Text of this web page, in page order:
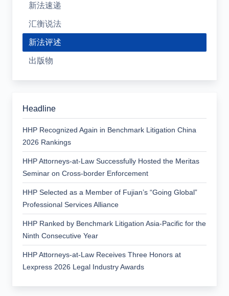
新法速递
汇衡说法
新法评述
出版物
Headline
HHP Recognized Again in Benchmark Litigation China
2026 Rankings
HHP Attorneys-at-Law Successfully Hosted the Meritas
Seminar on Cross-border Enforcement
HHP Selected as a Member of Fujian’s “Going Global”
Professional Services Alliance
HHP Ranked by Benchmark Litigation Asia-Pacific for the
Ninth Consecutive Year
HHP Attorneys-at-Law Receives Three Honors at
Lexpress 2026 Legal Industry Awards